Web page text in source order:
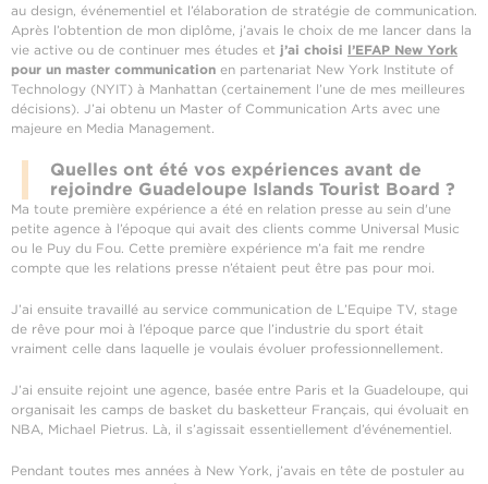
au design, événementiel et l’élaboration de stratégie de communication.
Après l’obtention de mon diplôme, j’avais le choix de me lancer dans la
vie active ou de continuer mes études et j’ai choisi l’EFAP New York
pour un master communication en partenariat New York Institute of
Technology (NYIT) à Manhattan (certainement l’une de mes meilleures
décisions). J’ai obtenu un Master of Communication Arts avec une
majeure en Media Management.
Quelles ont été vos expériences avant de
rejoindre Guadeloupe Islands Tourist Board ?
Ma toute première expérience a été en relation presse au sein d'une
petite agence à l’époque qui avait des clients comme Universal Music
ou le Puy du Fou. Cette première expérience m’a fait me rendre
compte que les relations presse n’étaient peut être pas pour moi.
J’ai ensuite travaillé au service communication de L’Equipe TV, stage
de rêve pour moi à l’époque parce que l’industrie du sport était
vraiment celle dans laquelle je voulais évoluer professionnellement.
J’ai ensuite rejoint une agence, basée entre Paris et la Guadeloupe, qui
organisait les camps de basket du basketteur Français, qui évoluait en
NBA, Michael Pietrus. Là, il s’agissait essentiellement d’événementiel.
Pendant toutes mes années à New York, j’avais en tête de postuler au